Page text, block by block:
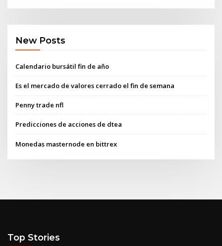
New Posts
Calendario bursátil fin de año
Es el mercado de valores cerrado el fin de semana
Penny trade nfl
Predicciones de acciones de dtea
Monedas masternode en bittrex
Top Stories